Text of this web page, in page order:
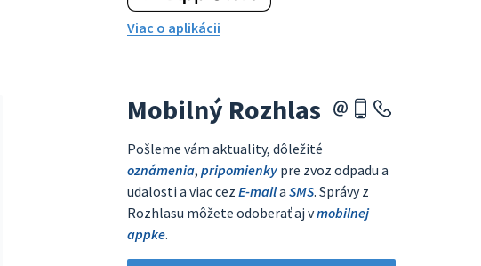
Viac o aplikácii
Mobilný Rozhlas
Pošleme vám aktuality, dôležité
oznámenia, pripomienky pre zvoz odpadu a
udalosti a viac cez E-maila SMS. Správy z
Rozhlasu môžete odoberať aj vmobilnej
appke.